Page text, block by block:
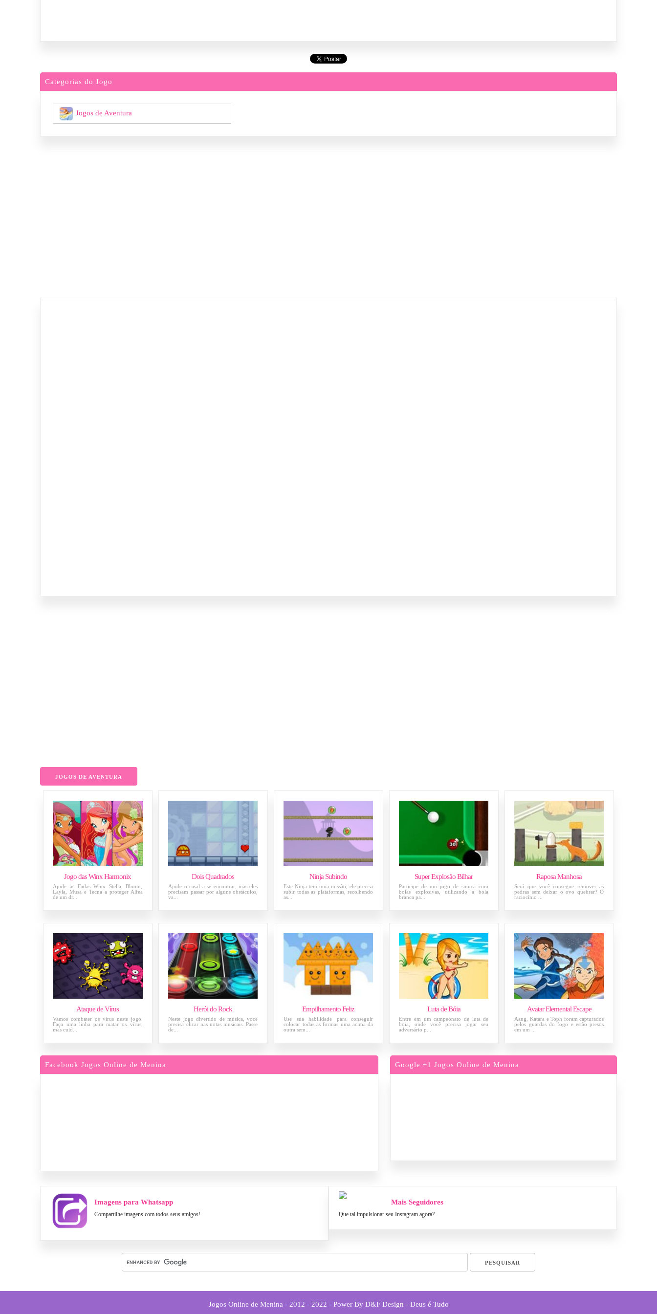
Categorias do Jogo
Jogos de Aventura
JOGOS DE AVENTURA
Jogo das Winx Harmonix
Ajude as Fadas Winx Stella, Bloom,
Layla, Musa e Tecna a proteger Alfea
de um dr...
Dois Quadrados
Ajude o casal a se encontrar, mas eles
precisam passar por alguns obstáculos,
va...
Ninja Subindo
Este Ninja tem uma missão, ele precisa
subir todas as plataformas, recolhendo
as...
Super Explosão Bilhar
Participe de um jogo de sinuca com
bolas explosivas, utilizando a bola
branca pa...
Raposa Manhosa
Será que você consegue remover as
pedras sem deixar o ovo quebrar? O
raciocínio ...
Ataque de Vírus
Vamos combater os vírus neste jogo.
Faça uma linha para matar os vírus,
mas cuid...
Herói do Rock
Neste jogo divertido de música, você
precisa clicar nas notas musicais. Passe
de...
Empilhamento Feliz
Use sua habilidade para conseguir
colocar todas as formas uma acima da
outra sem...
Luta de Bóia
Entre em um campeonato de luta de
boia, onde você precisa jogar seu
adversário p...
Avatar Elemental Escape
Aang, Katara e Toph foram capturados
pelos guardas do fogo e estão presos
em um ...
Facebook Jogos Online de Menina Google +1 Jogos Online de Menina
Imagens para Whatsapp
Compartilhe imagens com todos seus amigos!
Mais Seguidores
Que tal impulsionar seu Instagram agora?
Jogos Online de Menina - 2012 - 2022 - Power By D&F Design - Deus é Tudo